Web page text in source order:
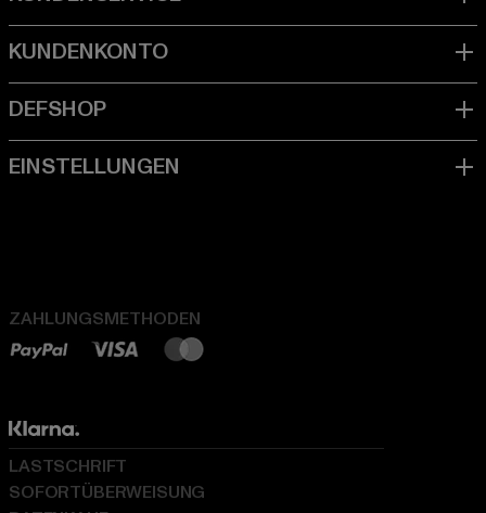
ZAHLUNGSMETHODEN
LASTSCHRIFT
SOFORTÜBERWEISUNG